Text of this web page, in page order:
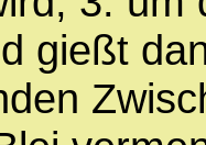
gießt